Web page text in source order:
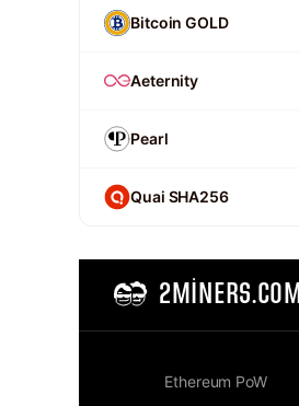
Bitcoin GOLD
Aeternity
Pearl
Quai SHA256
2MINERS.COM
Ethereum PoW